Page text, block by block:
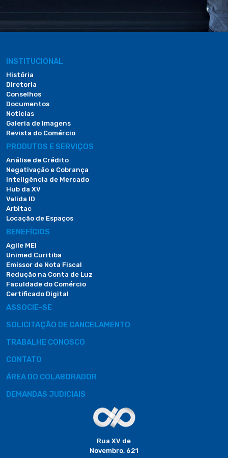
INSTITUCIONAL
História
Diretoria
Conselhos
Documentos
Notícias
Galeria de Imagens
Revista do Comércio
PRODUTOS E SERVIÇOS
Análise de Crédito
Negativação e Cobrança
Inteligência de Mercado
Hub da XV
Valida ID
Arbitac
Locação de Espaços
BENEFÍCIOS
Agile MEI
Unimed Curitiba
Emissor de Nota Fiscal
Redução na Conta de Luz
Faculdade do Comércio
Certificado Digital
ASSOCIE-SE
SOLICITAÇÃO DE CANCELAMENTO
TRABALHE CONOSCO
CONTATO
ÁREA DO COLABORADOR
DEMANDAS JUDICIAIS
Rua XV de
Novembro, 621